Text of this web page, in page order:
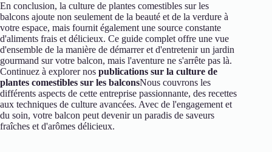
En conclusion, la culture de plantes comestibles sur les
balcons ajoute non seulement de la beauté et de la verdure à
votre espace, mais fournit également une source constante
d'aliments frais et délicieux. Ce guide complet offre une vue
d'ensemble de la manière de démarrer et d'entretenir un jardin
gourmand sur votre balcon, mais l'aventure ne s'arrête pas là.
Continuez à explorer nos publications sur la culture de
plantes comestibles sur les balconsNous couvrons les
différents aspects de cette entreprise passionnante, des recettes
aux techniques de culture avancées. Avec de l'engagement et
du soin, votre balcon peut devenir un paradis de saveurs
fraîches et d'arômes délicieux.